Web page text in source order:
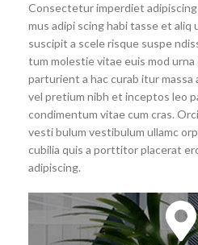
Consectetur imperdiet
mus adipi scing habi tasse et aliq
suscipit a scele risque suspe
tum molestie vitae euis mod
parturient a hac curab itur massa
vel pretium nibh et inceptos leo
condimentum vitae cum cras.
vesti bulum vestibulum ullamc
cubilia quis a porttitor placerat
adipiscing.